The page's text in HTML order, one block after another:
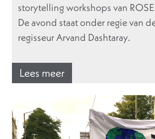
storytelling workshops van
De avond staat onder regie van
regisseur Arvand Dashtaray.
Lees meer